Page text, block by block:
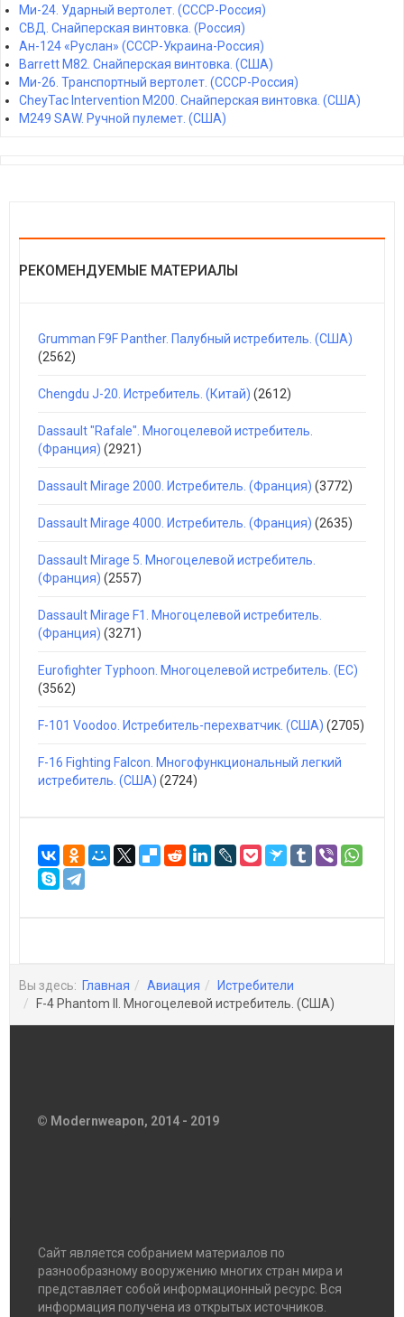
Ми-24. Ударный вертолет. (СССР-Россия)
СВД. Снайперская винтовка. (Россия)
Ан-124 «Руслан» (СССР-Украина-Россия)
Barrett M82. Снайперская винтовка. (США)
Ми-26. Транспортный вертолет. (СССР-Россия)
CheyTac Intervention M200. Снайперская винтовка. (США)
M249 SAW. Ручной пулемет. (США)
РЕКОМЕНДУЕМЫЕ МАТЕРИАЛЫ
Grumman F9F Panther. Палубный истребитель. (США)
(2562)
Chengdu J-20. Истребитель. (Китай) (2612)
Dassault "Rafale". Многоцелевой истребитель.
(Франция) (2921)
Dassault Mirage 2000. Истребитель. (Франция) (3772)
Dassault Mirage 4000. Истребитель. (Франция) (2635)
Dassault Mirage 5. Многоцелевой истребитель.
(Франция) (2557)
Dassault Mirage F1. Многоцелевой истребитель.
(Франция) (3271)
Eurofighter Typhoon. Многоцелевой истребитель. (ЕС)
(3562)
F-101 Voodoo. Истребитель-перехватчик. (США) (2705)
F-16 Fighting Falcon. Многофункциональный легкий
истребитель. (США) (2724)
Вы здесь: Главная Авиация
Истребители
F-4 Phantom II. Многоцелевой истребитель. (США)
© Modernweapon, 2014 - 2019
Сайт является собранием материалов по
разнообразному вооружению многих стран мира и
представляет собой информационный ресурс. Вся
информация получена из открытых источников.